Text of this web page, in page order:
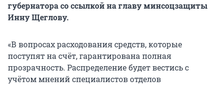
губернатора со ссылкой на главу минсоцзащиты
Инну Щеглову.
«В вопросах расходования средств, которые
поступят на счёт, гарантирована полная
прозрачность. Распределение будет вестись с
учётом мнений специалистов отделов